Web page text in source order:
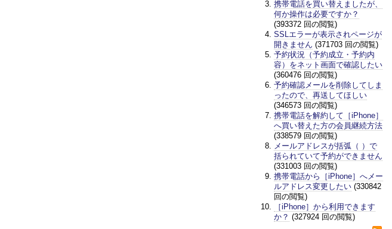
携帯電話を買い替えましたが、
何か操作は必要ですか？
(393372 回の閲覧)
SSLエラーが表示されページが
開きません (371703 回の閲覧)
予約状況（予約成立・予約内
容）をネット画面で確認したい
(360476 回の閲覧)
予約確認メールを削除してしま
ったので、再送してほしい
(346573 回の閲覧)
携帯電話を解約して［iPhone］
へ買い替えた方の会員継続方法
(338579 回の閲覧)
メールアドレスが括弧（ ）で
括られていて予約ができません
(331003 回の閲覧)
携帯電話から［iPhone］へメー
ルアドレス変更したい (330842
回の閲覧)
［iPhone］から利用できます
か？ (327924 回の閲覧)